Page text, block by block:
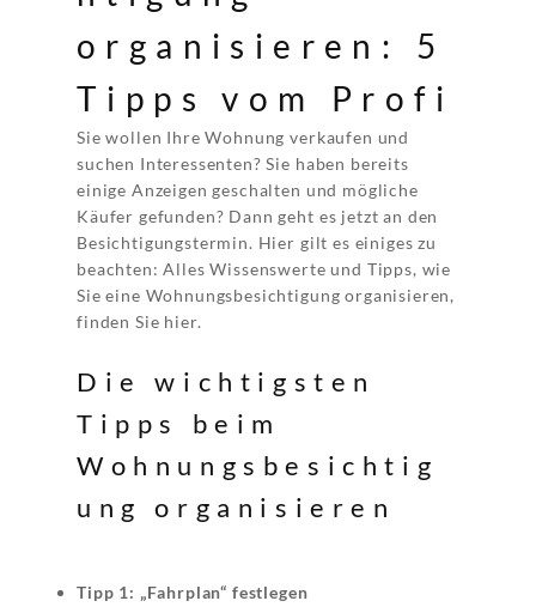
organisieren: 5
Tipps vom Profi
Sie wollen Ihre Wohnung verkaufen und
suchen Interessenten? Sie haben bereits
einige Anzeigen geschalten und mögliche
Käufer gefunden? Dann geht es jetzt an den
Besichtigungstermin. Hier gilt es einiges zu
beachten: Alles Wissenswerte und Tipps, wie
Sie eine Wohnungsbesichtigung organisieren,
finden Sie hier.
Die wichtigsten
Tipps beim
Wohnungsbesichtig
ung organisieren
Tipp 1: „Fahrplan“ festlegen